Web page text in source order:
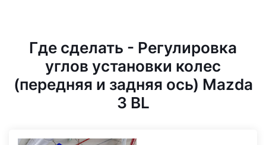
Где сделать - Регулировка
углов установки колес
(передняя и задняя ось) Mazda
3 BL